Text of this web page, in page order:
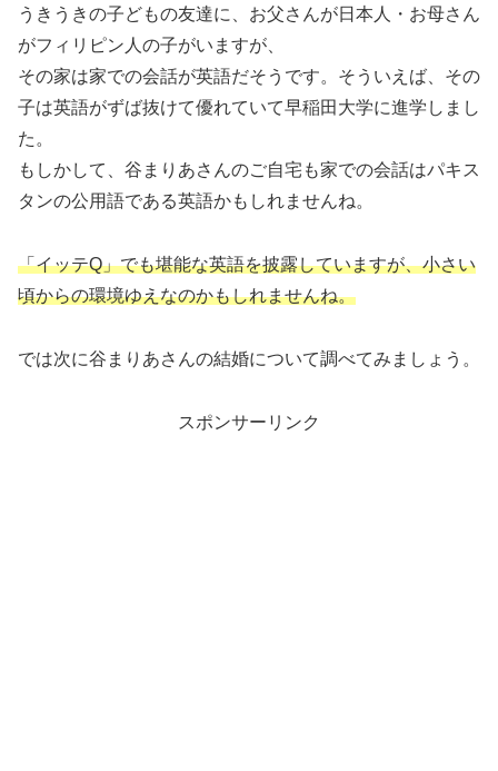
うきうきの子どもの友達に、お父さんが日本人・お母さん
がフィリピン人の子がいますが、
その家は家での会話が英語だそうです。そういえば、その
子は英語がずば抜けて優れていて早稲田大学に進学しまし
た。
もしかして、谷まりあさんのご自宅も家での会話はパキス
タンの公用語である英語かもしれませんね。
「イッテQ」でも堪能な英語を披露していますが、小さい
頃からの環境ゆえなのかもしれませんね。
では次に谷まりあさんの結婚について調べてみましょう。
スポンサーリンク